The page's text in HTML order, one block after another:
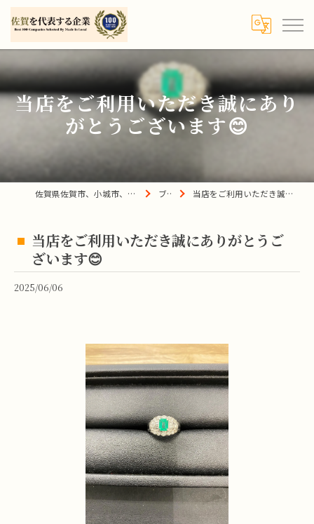
当店をご利用いただき誠にあり
がとうございます😊
佐賀県佐賀市、小城市、杵島郡の買取は宝の蔵へ ブログ 当店をご利用いただき誠にありがとうございます😊
当店をご利用いただき誠にありがとうご
ざいます😊
2025/06/06